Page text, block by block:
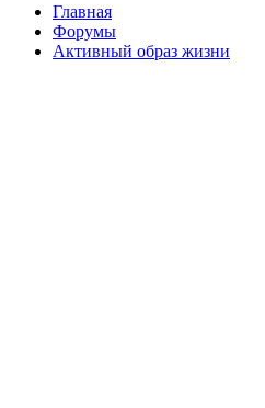
Главная
Форумы
Активный образ жизни